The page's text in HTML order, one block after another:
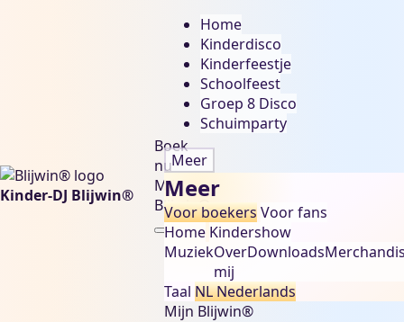
Kinder-DJ Blijwin®
Boek
nu
Mijn
Blijwin®
Home
Kinderdisco
Kinderfeestje
Schoolfeest
Groep 8 Disco
Schuimparty
Meer
Meer
Voor boekersVoor fans
Home Kindershow
MuziekOver
mij
Downloads
Taal NLNederlands
Mijn Blijwin®